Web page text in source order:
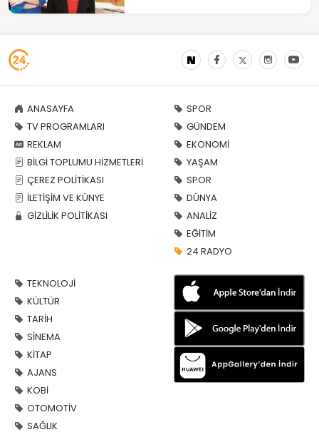
ANASAYFA
TV PROGRAMLARI
REKLAM
BİLGİ TOPLUMU HİZMETLERİ
ÇEREZ POLİTİKASI
İLETİŞİM VE KÜNYE
GİZLİLİK POLİTİKASI
SPOR
GÜNDEM
EKONOMİ
YAŞAM
SPOR
DÜNYA
ANALİZ
EĞİTİM
24 RADYO
TEKNOLOJİ
KÜLTÜR
TARİH
SİNEMA
KİTAP
AJANS
KOBİ
OTOMOTİV
SAĞLIK